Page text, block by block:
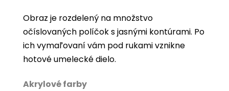
Obraz je rozdelený na množstvo
očíslovaných políčok s jasnými kontúrami. Po
ich vymaľovaní vám pod rukami vznikne
hotové umelecké dielo.
Akrylové farby